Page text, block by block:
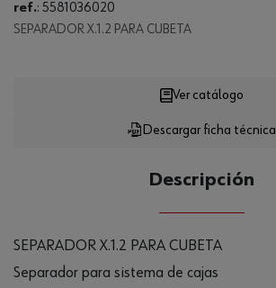
ref.: 5581036020
SEPARADOR X.1.2 PARA CUBETA
Descargar ficha técnica
Ver catálogo
Descripción
SEPARADOR X.1.2 PARA CUBETA
Separador para sistema de cajas